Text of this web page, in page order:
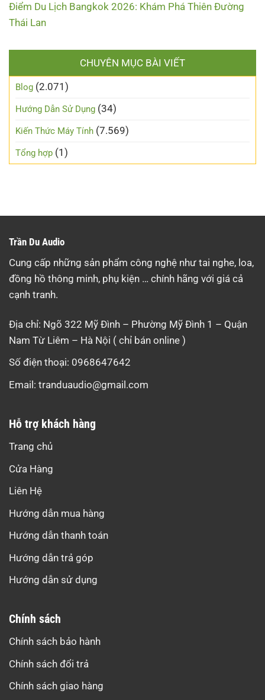
Điểm Du Lịch Bangkok 2026: Khám Phá Thiên Đường
Thái Lan
CHUYÊN MỤC BÀI VIẾT
Blog (2.071)
Hướng Dẫn Sử Dụng (34)
Kiến Thức Máy Tính (7.569)
Tổng hợp (1)
Trần Du Audio
Cung cấp những sản phẩm công nghệ như tai nghe, loa,
đồng hồ thông minh, phụ kiện … chính hãng với giá cả
cạnh tranh.
Địa chỉ: Ngõ 322 Mỹ Đình – Phường Mỹ Đình 1 – Quận
Nam Từ Liêm – Hà Nội ( chỉ bán online )
Số điện thoại: 0968647642
Email: tranduaudio@gmail.com
Hỗ trợ khách hàng
Trang chủ
Cửa Hàng
Liên Hệ
Hướng dẫn mua hàng
Hướng dẫn thanh toán
Hướng dẫn trả góp
Hướng dẫn sử dụng
Chính sách
Chính sách bảo hành
Chính sách đổi trả
Chính sách giao hàng